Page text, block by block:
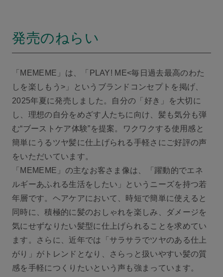
発売のねらい
「MEMEME」は、「PLAY! ME<毎日過去最高のわた
しを楽しもう>」というブランドコンセプトを掲げ、
2025年夏に発売しました。自分の「好き」を大切に
し、理想の自分をめざす人たちに向け、髪も気分も弾
む“ブーストケア体験”を提案。ワクワクする使用感と
簡単にうるツヤ髪に仕上げられる手軽さにご好評の声
をいただいています。
「MEMEME」の主なお客さま像は、「躍動的でエネ
ルギーあふれる生活をしたい」というニーズを持つ若
年層です。ヘアケアにおいて、時短で簡単に使えると
同時に、積極的に髪のおしゃれを楽しみ、ダメージを
気にせずなりたい髪型に仕上げられることを求めてい
ます。さらに、近年では「サラサラでツヤのある仕上
がり」がトレンドとなり、さらっと扱いやすい髪の質
感を手軽につくりたいという声も強まっています。